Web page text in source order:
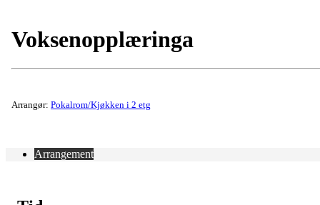
Voksenopplæringa
Arrangør: Pokalrom/Kjøkken i 2 etg
Arrangement